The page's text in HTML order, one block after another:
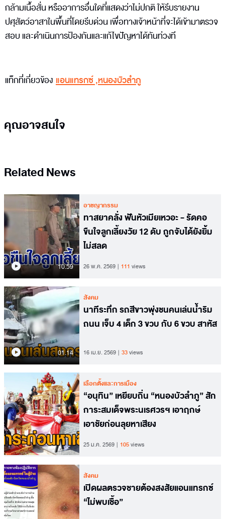
กล้ามเนื้อสั่น หรืออาการอื่นใดที่แสดงว่าไม่ปกติ ให้รีบรายงาน
ปศุสัตว์อาสาในพื้นที่โดยรีบด่วน เพื่อทางเจ้าหน้าที่จะได้เข้ามาตรวจ
สอบ และดำเนินการป้องกันและแก้ไขปัญหาได้ทันท่วงที
แท็กที่เกี่ยวข้อง แอนแทรกซ์,หนองบัวลำภู
คุณอาจสนใจ
Related News
10.59
อาชญากรรม
ทาสยาคลั่ง ฟันหัวเมียเหวอะ - รัดคอ
ขืนใจลูกเลี้ยงวัย 12 ดับ ถูกจับได้ยังยิ้ม
ไม่สลด
26 พ.ค. 2569 111 views
01.14
สังคม
นาทีระทึก รถสีขาวพุ่งชนคนเล่นน้ำริม
ถนน เจ็บ 4 เด็ก 3 ขวบ กับ 6 ขวบ สาหัส
16 เม.ย. 2569 33views
เลือกตั้งและการเมือง
“อนุทิน” เหยียบถิ่น “หนองบัวลำภู” สัก
การะสมเด็จพระนเรศวรฯ เอาฤกษ์
เอาชัยก่อนลุยหาเสียง
25 ม.ค. 2569 105views
สังคม
เปิดผลตรวจชายต้องสงสัยแอนแทรกซ์
“ไม่พบเชื้อ”